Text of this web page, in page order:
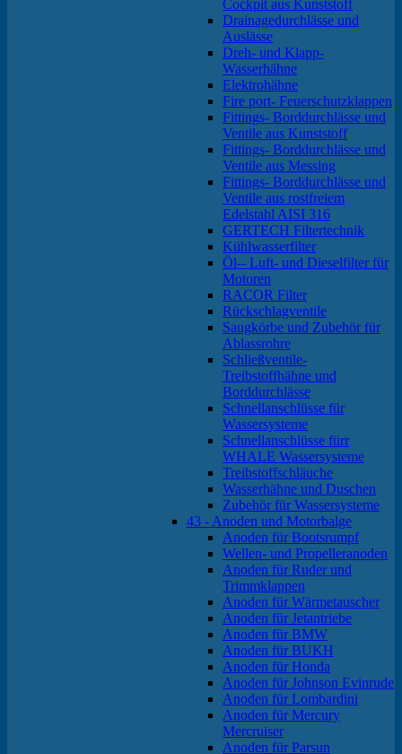
Cockpit aus Kunststoff
Drainagedurchlässe und
Auslässe
Dreh- und Klapp-
Wasserhähne
Elektrohähne
Fire port- Feuerschutzklappen
Fittings- Borddurchlässe und
Ventile aus Kunststoff
Fittings- Borddurchlässe und
Ventile aus Messing
Fittings- Borddurchlässe und
Ventile aus rostfreiem
Edelstahl AISI 316
GERTECH Filtertechnik
Kühlwasserfilter
Öl-- Luft- und Dieselfilter für
Motoren
RACOR Filter
Rückschlagventile
Saugkörbe und Zubehör für
Ablassrohre
Schließventile-
Treibstoffhähne und
Borddurchlässe
Schnellanschlüsse für
Wassersysteme
Schnellanschlüsse fürr
WHALE Wassersysteme
Treibstoffschläuche
Wasserhähne und Duschen
Zubehör für Wassersysteme
43 - Anoden und Motorbalge
Anoden für Bootsrumpf
Wellen- und Propelleranoden
Anoden für Ruder und
Trimmklappen
Anoden für Wärmetauscher
Anoden für Jetantriebe
Anoden für BMW
Anoden für BUKH
Anoden für Honda
Anoden für Johnson Evinrude
Anoden für Lombardini
Anoden für Mercury
Mercruiser
Anoden für Parsun